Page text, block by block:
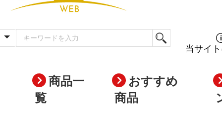
当サイ
商品一
覧
おすすめ
商品